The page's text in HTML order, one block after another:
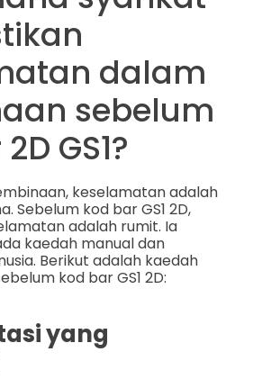
dalam
sebelum
GS1?
keselamatan adalah
Sebelum kod bar GS1 2D,
adalah rumit. Ia
kaedah manual dan
Berikut adalah kaedah
kod bar GS1 2D:
yang